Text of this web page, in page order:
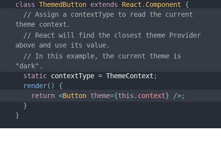
class ThemedButton extends React . Component
{
// Assign a contextType to read the current
theme context.
// React will find the closest theme Provider
above and use its value.
// In this example, the current theme is
"dark".
static contextType = ThemeContext ;
render( )
{
return <Button theme={this . context} />;
}
}